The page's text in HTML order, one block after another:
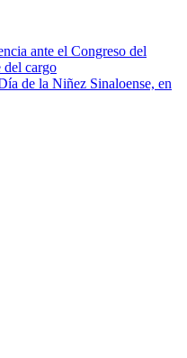
ante el Congreso del
del cargo
de la Niñez Sinaloense, en